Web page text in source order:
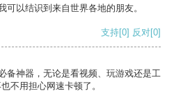
以结识到来自世界各地的朋友。
支持[0] 反对[0]
备神器，无论是看视频、玩游戏还是工
不用担心网速卡顿了。